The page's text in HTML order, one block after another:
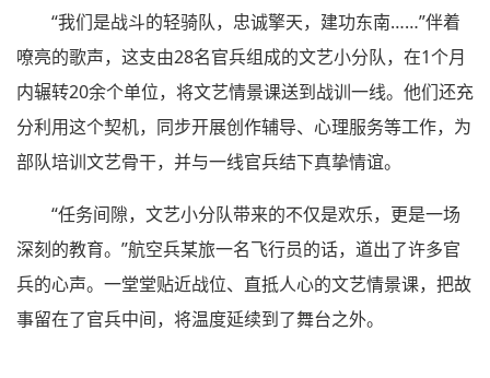
“我们是战斗的轻骑队，忠诚擎天，建功东南……”伴着
嘹亮的歌声，这支由28名官兵组成的文艺小分队，在1个月
内辗转20余个单位，将文艺情景课送到战训一线。他们还充
分利用这个契机，同步开展创作辅导、心理服务等工作，为
部队培训文艺骨干，并与一线官兵结下真挚情谊。
“任务间隙，文艺小分队带来的不仅是欢乐，更是一场
深刻的教育。”航空兵某旅一名飞行员的话，道出了许多官
兵的心声。一堂堂贴近战位、直抵人心的文艺情景课，把故
事留在了官兵中间，将温度延续到了舞台之外。